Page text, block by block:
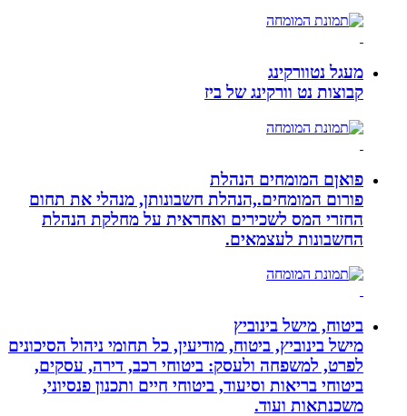
מעגל נטוורקינג
קבוצות נט וורקינג של ביז
פואןם המומחים הנהלת
פורום המומחים.,הנהלת חשבונותן, מנהלי את תחום
החזרי המס לשכירים ואחראית על מחלקת הנהלת
החשבונות לעצמאים.
ביטוח, מישל בינוביץ
מישל בינוביץ, ביטוח, מודיעין, כל תחומי ניהול הסיכונים
לפרט, למשפחה ולעסק: ביטוחי רכב, דירה, עסקים,
ביטוחי בריאות וסיעוד, ביטוחי חיים ותכנון פנסיוני,
משכנתאות ועוד.